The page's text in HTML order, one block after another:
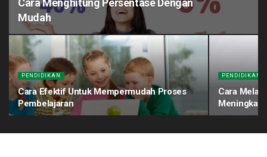
Cara Menghitung Persentase Dengan
Mudah
PENDIDIKAN
Cara Efektif Untuk Mempermudah Proses
Pembelajaran
PENDIDIKAN
Cara